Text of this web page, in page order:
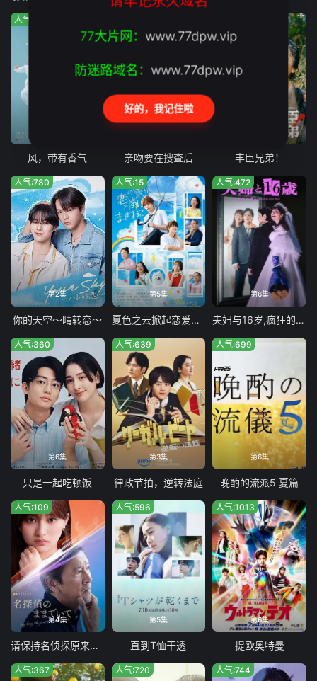
人气:147
风，带有香气 亲吻要在搜查后 丰臣兄弟！
第2集
人气:780
你的天空～晴转恋～
第5集
人气:15
夏色之云掀起恋爱与风暴
第6集
人气:472
夫妇与16岁,疯狂的邻居
第6集
人气:360
只是一起吃顿饭
第3集
人气:639
律政节拍，逆转法庭
第6集
人气:699
晚酌的流派5 夏篇
第4集
人气:109
请保持名侦探原来的样子
第5集
人气:596
直到T恤干透
第6集
人气:1013
提欧奥特曼
人气:367 人气:720 人气:744
77大片网： www.77dpw.vip
防迷路域名： www.77dpw.vip
好的，我记住啦